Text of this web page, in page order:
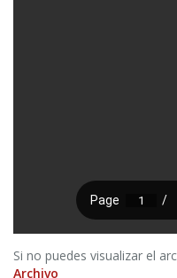
Si no puedes visualizar el
Archivo